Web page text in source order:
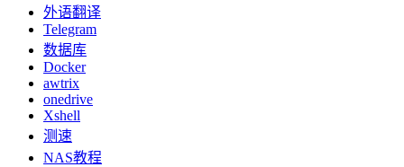
外语翻译
Telegram
数据库
Docker
awtrix
onedrive
Xshell
测速
NAS教程